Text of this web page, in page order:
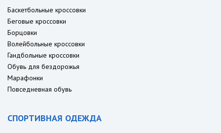
Баскетбольные кроссовки
Беговые кроссовки
Борцовки
Волейбольные кроссовки
Гандбольные кроссовки
Обувь для бездорожья
Марафонки
Повседневная обувь
СПОРТИВНАЯ ОДЕЖДА